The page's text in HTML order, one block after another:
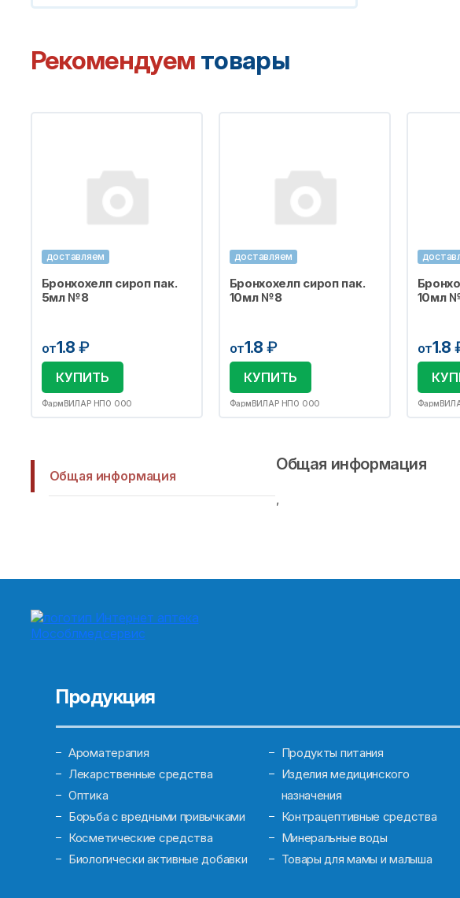
Рекомендуем товары
доставляем
Бронхохелп сироп пак.
5мл №8
от1.8 ₽
КУПИТЬ
ФармВИЛАР НПО ООО
доставляем
Бронхохелп сироп пак.
10мл №8
от1.8 ₽
КУПИТЬ
ФармВИЛАР НПО ООО
10мл
от1.8
Общая информация
Общая информация
,
Продукция
Ароматерапия
Лекарственные средства
Оптика
Борьба с вредными привычками
Косметические средства
Биологически активные добавки
Продукты питания
Изделия медицинского
назначения
Контрацептивные средства
Минеральные воды
Товары для мамы и малыша